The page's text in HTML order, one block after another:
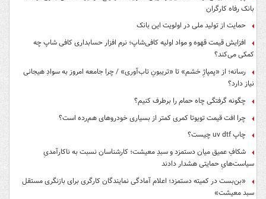
بانک رفاه کارگران
حمایت از تولید ملی در اولویت این بانک
افزایش قیمت قهوه و مواد اولیه کافی‌شاپ؛ نرم افزار حسابداری کافی شاپ چه
کمکی می‌کند؟
رسانه؛ از «پمپاژِ خشم» تا «تریبونِ تاب‌آوری» / چرا جامعه امروز به سوادِ هیجانی
نیاز دارد؟
چگونه گرفتگی چاه حمام را برطرف کنیم؟
چرا افت قیمت تویوتا کمری کمتر از بسیاری خودروهای هم‌رده است؟
چاپ uv dtf چیست؟
شکافِ عمیق میان دستمزد و سبدِ معیشت؛ کارشناسان نسبت به ناکارآمدیِ
سیاست‌هایِ حمایتی هشدار دادند
«بن‌بست در کمیته دستمزد؛ اعلام آمادگی نمایندگان کارگری برای بازنگری مستقل
سبد معیشت»